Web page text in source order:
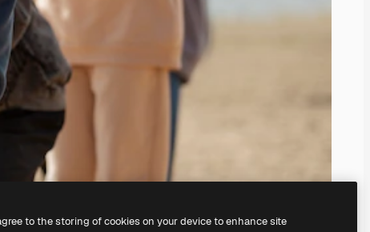
to the storing of cookies on your device to enhance site